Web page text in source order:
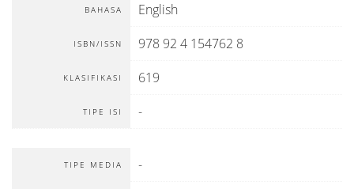
BAHASA English
ISBN/ISSN 978 92 4 154762 8
KLASIFIKASI 619
TIPE ISI -
TIPE MEDIA -